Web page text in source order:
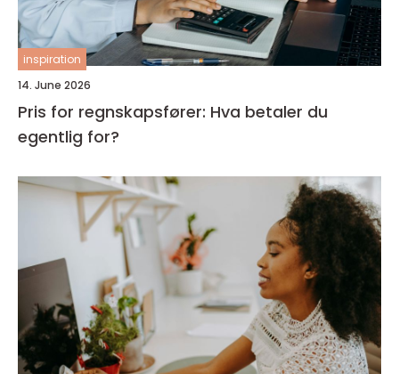
inspiration
14. June 2026
Pris for regnskapsfører: Hva betaler du
egentlig for?